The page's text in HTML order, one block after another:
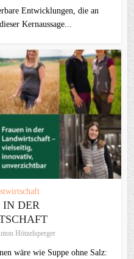
Entwicklungen, die an
Kernaussage...
IN DER
Hötzelsperger
wäre wie Suppe ohne Salz: